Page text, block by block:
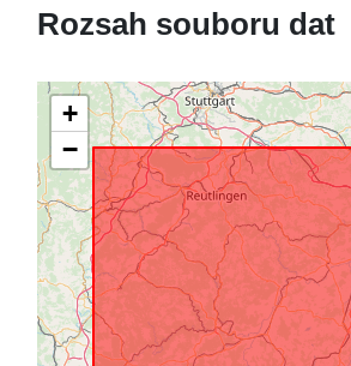
Rozsah souboru dat
+
−